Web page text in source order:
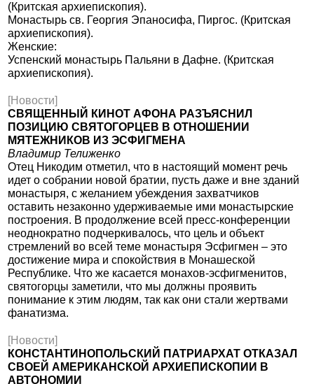
(Критская архиепископия).
Монастырь св. Георгия Эпаносифа, Пиргос. (Критская
архиепископия).
Женские:
Успенский монастырь Пальяни в Дафне. (Критская
архиепископия).
[Новости]
СВЯЩЕННЫЙ КИНОТ АФОНА РАЗЪЯСНИЛ
ПОЗИЦИЮ СВЯТОГОРЦЕВ В ОТНОШЕНИИ
МЯТЕЖНИКОВ ИЗ ЭСФИГМЕНА
Владимир Телиженко
Отец Никодим отметил, что в настоящий момент речь
идет о собрании новой братии, пусть даже и вне зданий
монастыря, с желанием убеждения захватчиков
оставить незаконно удерживаемые ими монастырские
построения. В продолжение всей пресс-конференции
неоднократно подчеркивалось, что цель и объект
стремлений во всей теме монастыря Эсфигмен – это
достижение мира и спокойствия в Монашеской
Республике. Что же касается монахов-эсфигменитов,
святогорцы заметили, что мы должны проявить
понимание к этим людям, так как они стали жертвами
фанатизма.
[Новости]
КОНСТАНТИНОПОЛЬСКИЙ ПАТРИАРХАТ ОТКАЗАЛ
СВОЕЙ АМЕРИКАНСКОЙ АРХИЕПИСКОПИИ В
АВТОНОМИИ